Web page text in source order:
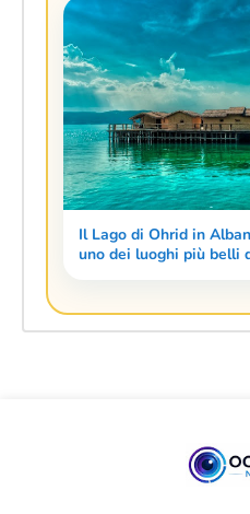
Il Lago di Ohrid in
uno dei luoghi più belli